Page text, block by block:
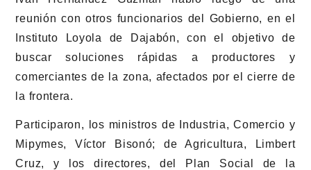
reunión con otros funcionarios del Gobierno, en el
Instituto Loyola de Dajabón, con el objetivo de
buscar soluciones rápidas a productores y
comerciantes de la zona, afectados por el cierre de
la frontera.
Participaron, los ministros de Industria, Comercio y
Mipymes, Víctor Bisonó; de Agricultura, Limbert
Cruz, y los directores, del Plan Social de la